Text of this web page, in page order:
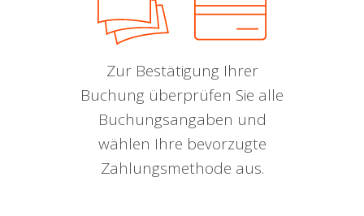
Zur Bestätigung Ihrer
Buchung überprüfen Sie alle
Buchungsangaben und
wählen Ihre bevorzugte
Zahlungsmethode aus.